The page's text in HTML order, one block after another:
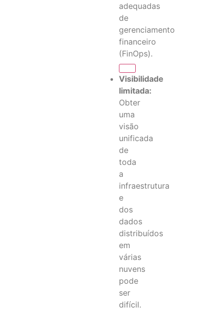
adequadas
de
gerenciamento
financeiro
(FinOps).
Visibilidade
limitada:
Obter
uma
visão
unificada
de
toda
a
infraestrutura
e
dos
dados
distribuídos
em
várias
nuvens
pode
ser
difícil.